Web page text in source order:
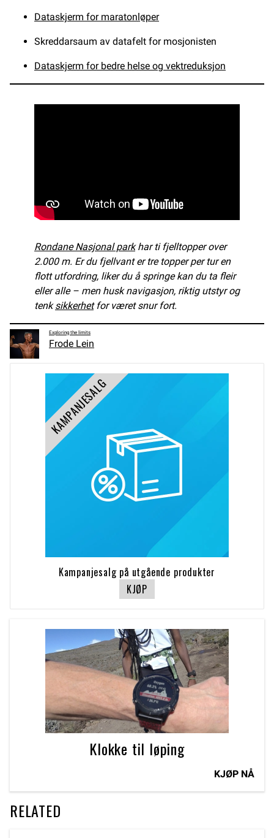
Dataskjerm for maratonløper
Skreddarsaum av datafelt for mosjonisten
Dataskjerm for bedre helse og vektreduksjon
Rondane Nasjonal parkhar ti fjelltopper over
2.000 m. Er du fjellvant er tre topper per tur en
flott utfordring, liker du å springe kan du ta fleir
eller alle – men husk navigasjon, riktig utstyr og
tenksikkerhetfor været snur fort.
Exploring the limits
Frode Lein
KAMPANJESALG
Kampanjesalg på utgående produkter
KJØP
Klokke til løping
KJØP NÅ
RELATED